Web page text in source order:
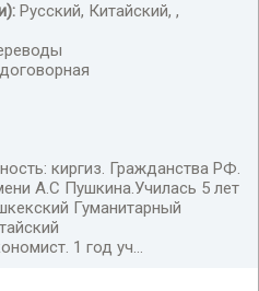
и наоборот
Русский, Китайский, ,
договорная
киргиз. Гражданства РФ.
А.С Пушкина.Училась 5 лет
Гуманитарный
1 год уч...